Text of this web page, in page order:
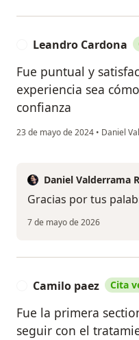
Leandro Cardona
Fue puntual y
experiencia sea
confianza
23 de mayo de 2024 • Daniel
Daniel Valderrama
Gracias por tus
7 de mayo de 2026
Camilo paez Cita
Fue la primera
seguir con el